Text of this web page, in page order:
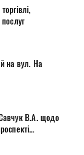
послуг
В.А. щодо